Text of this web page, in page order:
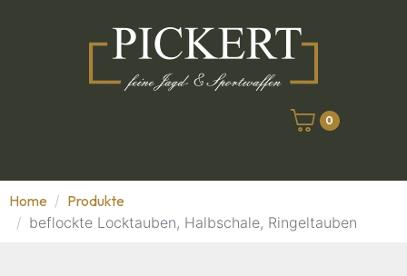
0
Home
Produkte
beflockte Locktauben, Halbschale, Ringeltauben